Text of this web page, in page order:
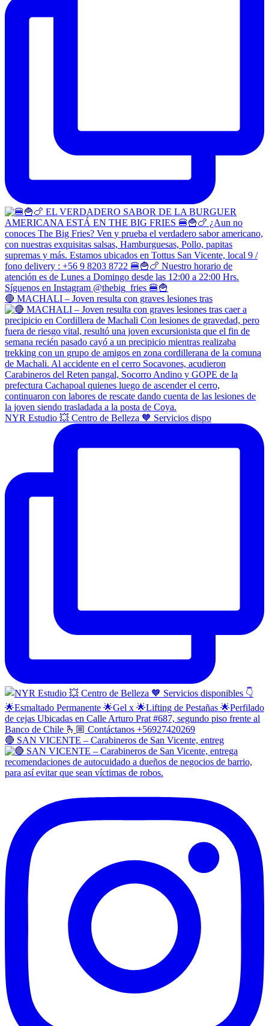
🔴 MACHALI – Joven resulta con graves lesiones tras
NYR Estudio 💥 Centro de Belleza 🧡 Servicios dispo
🔴 SAN VICENTE – Carabineros de San Vicente, entreg